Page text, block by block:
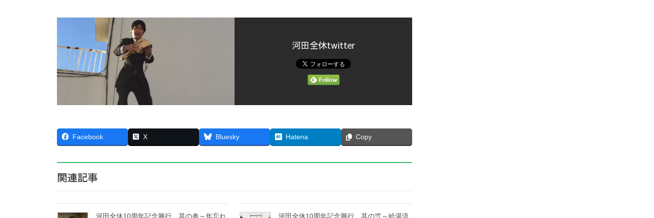
河田全休twitter
Facebook X Bluesky Hatena Copy
関連記事
河田全休10周年記念興行 其の参～年忘れ 河田全休10周年記念興行 其の弐～給湯流